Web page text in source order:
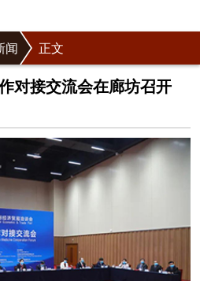
闻 正文
对接交流会在廊坊召开